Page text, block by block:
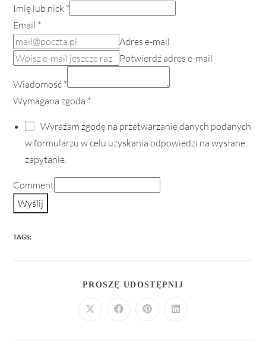
Imię lub nick *
Email *
Adres e-mail
Potwierdź adres e-mail
Wiadomość *
Wymagana zgoda *
Wyrażam zgodę na przetwarzanie danych podanych
w formularzu w celu uzyskania odpowiedzi na wysłane
zapytanie.
Comment
Wyślij
TAGS:
PROSZĘ UDOSTĘPNIJ